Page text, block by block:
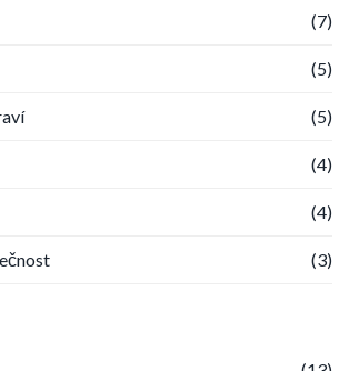
(7)
(5)
(5)
(4)
(4)
(3)